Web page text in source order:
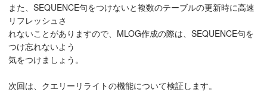
また、SEQUENCE句をつけないと複数のテーブルの更新時に高速
リフレッシュさ
れないことがありますので、MLOG作成の際は、SEQUENCE句を
つけ忘れないよう
気をつけましょう。
次回は、クエリーリライトの機能について検証します。